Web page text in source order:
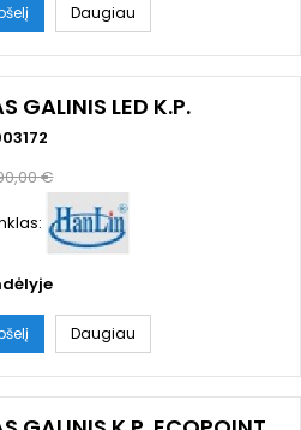
Daugiau
GALINIS LED K.P.
€
Daugiau